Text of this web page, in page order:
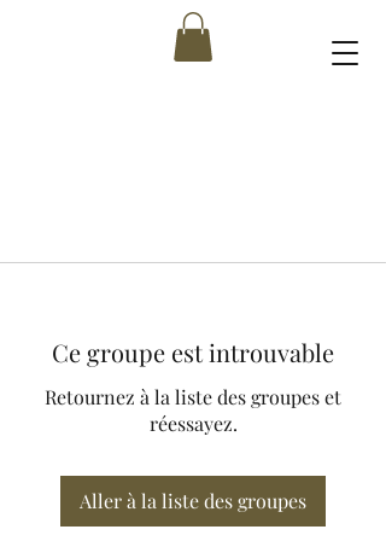
Ce groupe est introuvable
Retournez à la liste des groupes et
réessayez.
Aller à la liste des groupes